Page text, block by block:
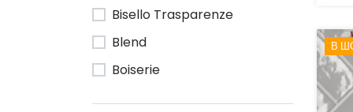
Rako
Rondine
Senio
Settecento
Bisello Trasparenze
Blend
Boiserie
В